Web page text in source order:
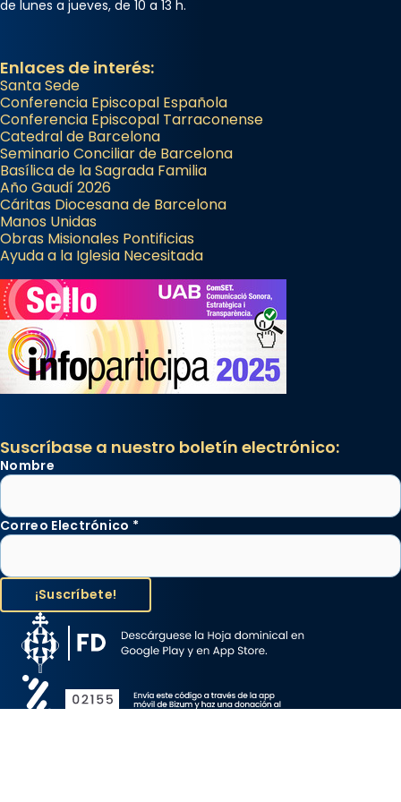
de lunes a jueves, de 10 a 13 h.
Enlaces de interés:
Santa Sede
Conferencia Episcopal Española
Conferencia Episcopal Tarraconense
Catedral de Barcelona
Seminario Conciliar de Barcelona
Basílica de la Sagrada Familia
Año Gaudí 2026
Cáritas Diocesana de Barcelona
Manos Unidas
Obras Misionales Pontificias
Ayuda a la Iglesia Necesitada
Suscríbase a nuestro boletín electrónico:
Nombre
Correo Electrónico *